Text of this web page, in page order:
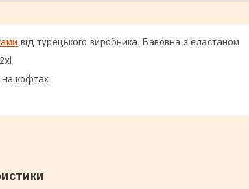
від турецького виробника. Бавовна з еластаном
кофтах